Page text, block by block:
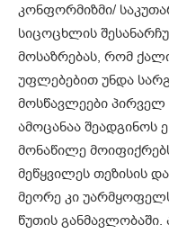
კონფორმიზმი/
სიცოცხლის
მოსაზრებას, რომ
უფლებებით უნდა
მოსწავლეები პირველ
ამოცანაა შეადგინოს
მონაწილე
მეწყვილეს თეზისის
მეორე კი
წუთის